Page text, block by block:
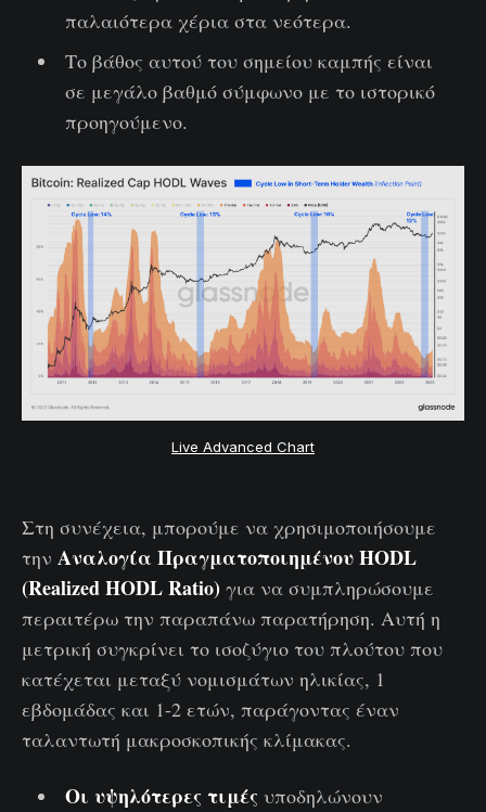
παλαιότερα χέρια στα νεότερα.
Το βάθος αυτού του σημείου καμπής είναι
σε μεγάλο βαθμό σύμφωνο με το ιστορικό
προηγούμενο.
Live Advanced Chart
Στη συνέχεια, μπορούμε να χρησιμοποιήσουμε
την Αναλογία Πραγματοποιημένου HODL
(Realized HODL Ratio) για να συμπληρώσουμε
περαιτέρω την παραπάνω παρατήρηση. Αυτή η
μετρική συγκρίνει το ισοζύγιο του πλούτου που
κατέχεται μεταξύ νομισμάτων ηλικίας, 1
εβδομάδας και 1-2 ετών, παράγοντας έναν
ταλαντωτή μακροσκοπικής κλίμακας.
Οι υψηλότερες τιμέςυποδηλώνουν